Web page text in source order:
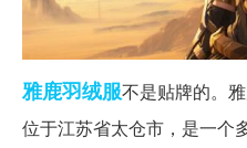
雅鹿羽绒服不是贴牌的。
位于江苏省太仓市，是一个